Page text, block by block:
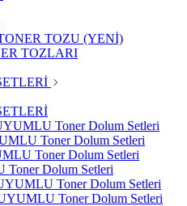
TOZU (YENİ)
TOZLARI
Toner Dolum Setleri
Toner Dolum Setleri
Toner Dolum Setleri
Toner Dolum Setleri
Toner Dolum Setleri
Toner Dolum Setleri